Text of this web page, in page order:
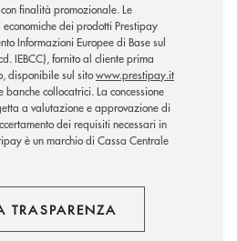
finalità promozionale. Le
dei prodotti Prestipay
Informazioni Europee di Base sul
IEBCC), fornito al cliente prima
disponibile sul sitowww.prestipay.it
collocatrici. La concessione
a valutazione e approvazione di
dei requisiti necessari in
è un marchio di Cassa Centrale
TRASPARENZA